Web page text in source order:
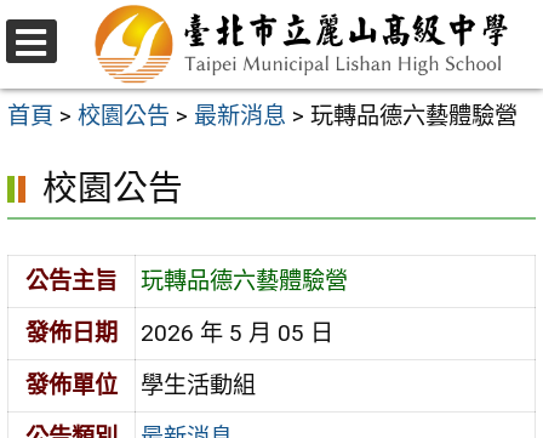
跳
至
主
內
容
選
單
首頁 > 校園公告 > 最新消息 > 玩轉品德六藝體驗營
校園公告
公告主旨
玩轉品德六藝體驗營
發佈日期
2026 年 5 月 05 日
發佈單位
學生活動組